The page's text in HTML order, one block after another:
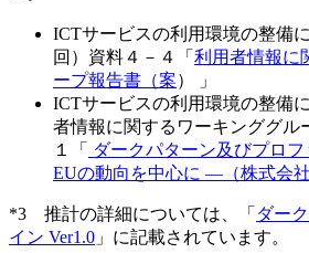
ICTサービスの利用環境の整備
回）資料４－４「 利用者情報に
ープ報告書（案） 」
ICTサービスの利用環境の整備
者情報に関するワーキンググル
１「
ダークパターン及びプロ
EUの動向を中心に ―（株式会社
*3 推計の詳細については、「 ダー
イン Ver1.0 」に記載されています。